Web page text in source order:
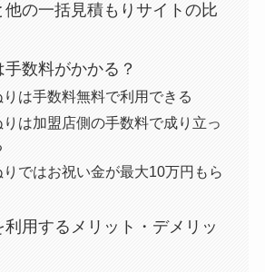
他の一括見積もりサイトの比
数料がかかる？
りは手数料無料で利用できる
りは加盟店側の手数料で成り立っ
りではお祝い金が最大10万円もら
利用するメリット・デメリッ